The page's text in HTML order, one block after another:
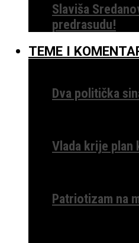
Slaviša
predrasudu!
TEME I
Dva politička
Vlada krije plan
Patriotizam na